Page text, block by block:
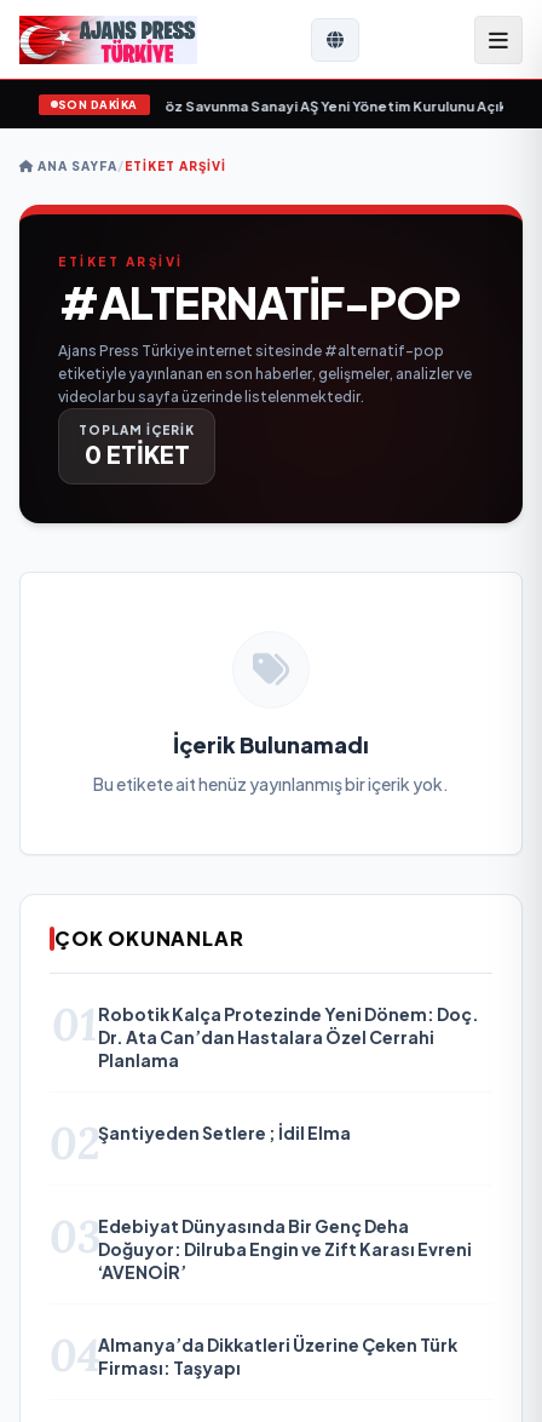
SON DAKİKA
gün sayıyor• Açıkgöz Savunma Sanayi AŞ Yeni Yönetim Kurulunu
ANA SAYFA/ETIKET ARŞIVI
ETİKET ARŞİVİ
#ALTERNATIF-POP
Ajans Press Türkiye internet sitesinde #alternatif-pop
etiketiyle yayınlanan en son haberler, gelişmeler, analizler ve
videolar bu sayfa üzerinde listelenmektedir.
TOPLAM İÇERİK
0 ETİKET
İçerik Bulunamadı
Bu etikete ait henüz yayınlanmış bir içerik yok.
ÇOK OKUNANLAR
01 Robotik Kalça Protezinde Yeni Dönem: Doç.
Dr. Ata Can’dan Hastalara Özel Cerrahi
Planlama
02Şantiyeden Setlere ; İdil Elma
03Edebiyat Dünyasında Bir Genç Deha
Doğuyor: Dilruba Engin ve Zift Karası Evreni
‘AVENOİR’
04Almanya’da Dikkatleri Üzerine Çeken Türk
Firması: Taşyapı